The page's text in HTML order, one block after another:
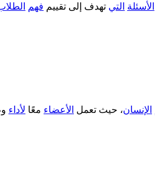
الأسئلة التي تهدف إلى تقييم فهم
الإنسان، حيث تعمل الأعضاء معًا لأداء